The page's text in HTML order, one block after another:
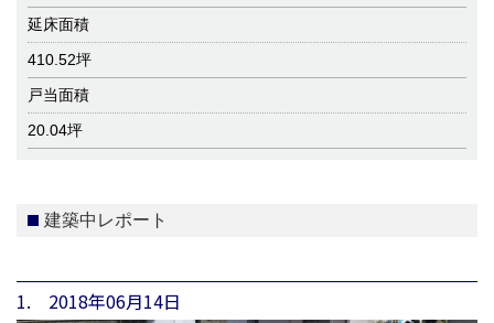
延床面積
410.52坪
戸当面積
20.04坪
建築中レポート
1. 2018年06月14日